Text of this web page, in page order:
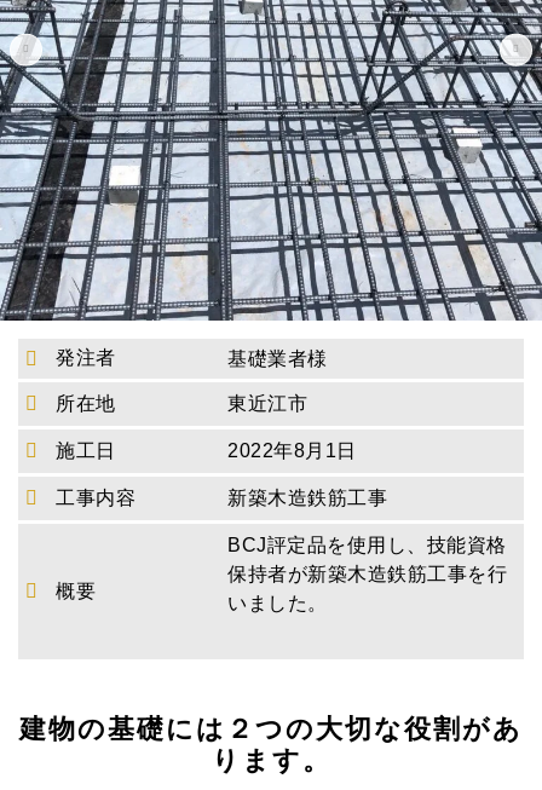
発注者 基礎業者様
所在地 東近江市
施工日 2022年8月1日
工事内容 新築木造鉄筋工事
概要
BCJ評定品を使用し、技能資格
保持者が新築木造鉄筋工事を行
いました。
建物の基礎には２つの大切な役割があ
ります。